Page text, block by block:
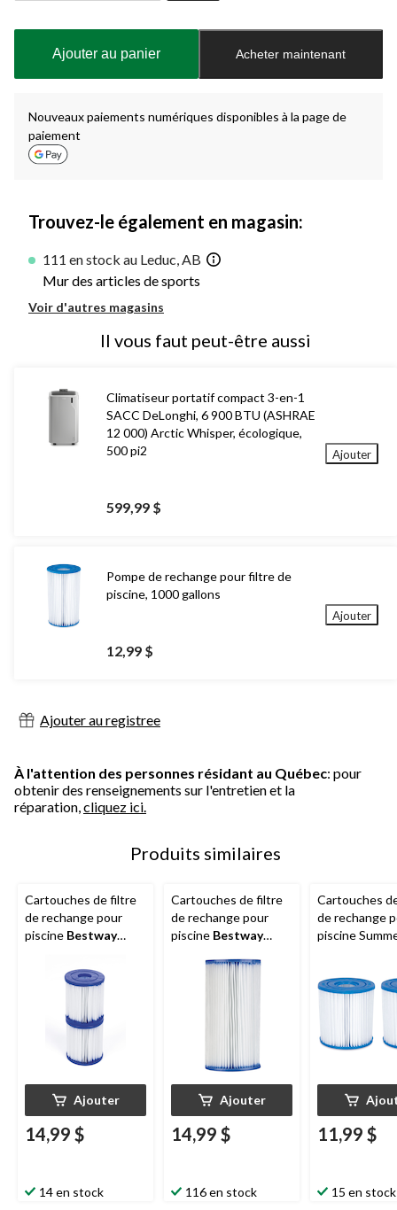
à
Ajouter au panier Acheter maintenant
Nouveaux paiements numériques disponibles à la page de
paiement
Trouvez-le également en magasin:
111 en stock au Leduc, AB
Mur des articles de sports
Voir d'autres magasins
Il vous faut peut-être aussi
Climatiseur portatif compact 3-en-1
SACC DeLonghi, 6 900 BTU (ASHRAE
12 000) Arctic Whisper, écologique,
500 pi2
599,99 $
Ajouter
Pompe de rechange pour filtre de
piscine, 1000 gallons
12,99 $
Ajouter
Ajouter au registree
À l'attention des personnes résidant au Québec: pour
obtenir des renseignements sur l'entretien et la
réparation,cliquez ici.
Produits similaires
Cartouches de filtre
de rechange pour
piscine Bestway
Ajouter
14,99 $
14 en stock
Cartouches de filtre
de rechange pour
piscine Bestway
Ajouter
14,99 $
116 en stock
Cartouches
de rechange
piscine
11,99 $
15 en stock